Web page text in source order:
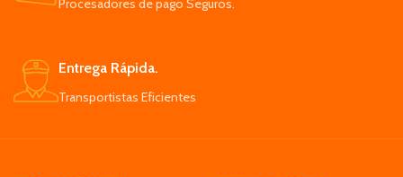
Procesadores de pago Seguros.
Entrega Rápida.
Transportistas Eficientes